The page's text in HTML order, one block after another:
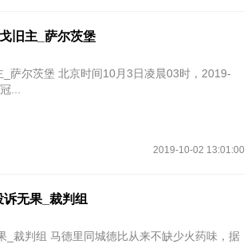
旧主_萨尔茨堡
晨03时，2019-
...
2019-10-02 13:01:00
无果_裁判组
少火药味，据